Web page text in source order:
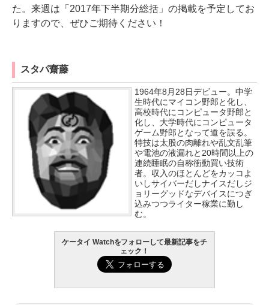
た。来週は「2017年下半期分総括」の掲載を予定してお
りますので、ぜひご期待ください！
スタパ齋藤
1964年8月28日デビュー。中学
生時代にマイコン野郎と化し、
高校時代にコンピュータ野郎と
化し、大学時代にコンピュータ
ゲーム野郎となって道を誤る。
特技は太股の肉離れや乱文乱筆
や電池の液漏れと20時間以上の
連続睡眠の自称衝動買い技術
者。収入のほとんどをカッコよ
いしサイバーだしナイスだしジ
ョリーグッドなデバイスにつぎ
込みつつライター稼業に勤し
む。
ケータイ Watchをフォローして最新記事をチ
ェック！